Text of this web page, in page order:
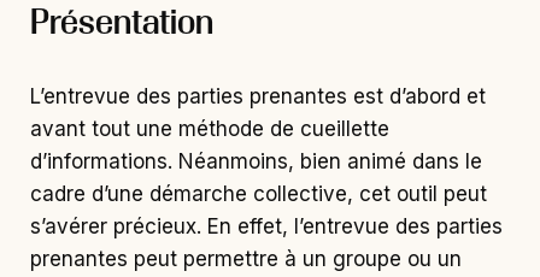
Présentation
L’entrevue des parties prenantes est d’abord et
avant tout une méthode de cueillette
d’informations. Néanmoins, bien animé dans le
cadre d’une démarche collective, cet outil peut
s’avérer précieux. En effet, l’entrevue des parties
prenantes peut permettre à un groupe ou un